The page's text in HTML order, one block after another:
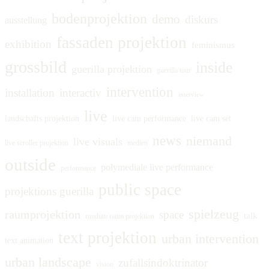
ausstellung bodenprojektion demo diskurs
exhibition
fassaden projektion feminismus
grossbild guerilla projektion guerilla tour inside
installation interactiv intervention
landschafts projektion live live cam performance live cam set
live scroller projektion live visuals news niemand
outside polymediale live performance
projektions guerilla public space
raumprojektion rundum raum projektion space spielzeug talk
text animation text projektion urban intervention
urban landscape zufallsindoktrinator